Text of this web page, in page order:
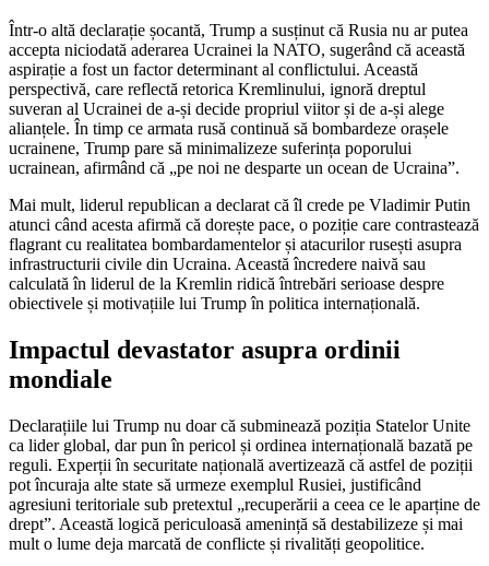
Într-o altă declarație șocantă, Trump a susținut că Rusia nu ar putea
accepta niciodată aderarea Ucrainei la NATO, sugerând că această
aspirație a fost un factor determinant al conflictului. Această
perspectivă, care reflectă retorica Kremlinului, ignoră dreptul
suveran al Ucrainei de a-și decide propriul viitor și de a-și alege
alianțele. În timp ce armata rusă continuă să bombardeze orașele
ucrainene, Trump pare să minimalizeze suferința poporului
ucrainean, afirmând că „pe noi ne desparte un ocean de Ucraina”.
Mai mult, liderul republican a declarat că îl crede pe Vladimir Putin
atunci când acesta afirmă că dorește pace, o poziție care contrastează
flagrant cu realitatea bombardamentelor și atacurilor rusești asupra
infrastructurii civile din Ucraina. Această încredere naivă sau
calculată în liderul de la Kremlin ridică întrebări serioase despre
obiectivele și motivațiile lui Trump în politica internațională.
Impactul devastator asupra ordinii
mondiale
Declarațiile lui Trump nu doar că subminează poziția Statelor Unite
ca lider global, dar pun în pericol și ordinea internațională bazată pe
reguli. Experții în securitate națională avertizează că astfel de poziții
pot încuraja alte state să urmeze exemplul Rusiei, justificând
agresiuni teritoriale sub pretextul „recuperării a ceea ce le aparține de
drept”. Această logică periculoasă amenință să destabilizeze și mai
mult o lume deja marcată de conflicte și rivalități geopolitice.